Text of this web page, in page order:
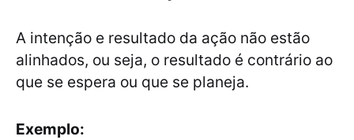
A intenção e resultado da ação não estão
alinhados, ou seja, o resultado é contrário ao
que se espera ou que se planeja.
Exemplo: